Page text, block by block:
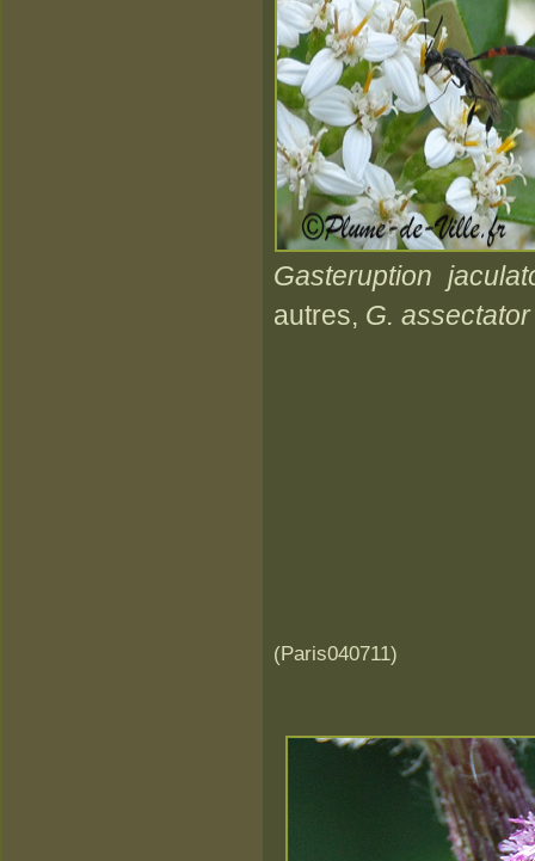
Gasteruption
autres, G. assectator
(Paris040711)